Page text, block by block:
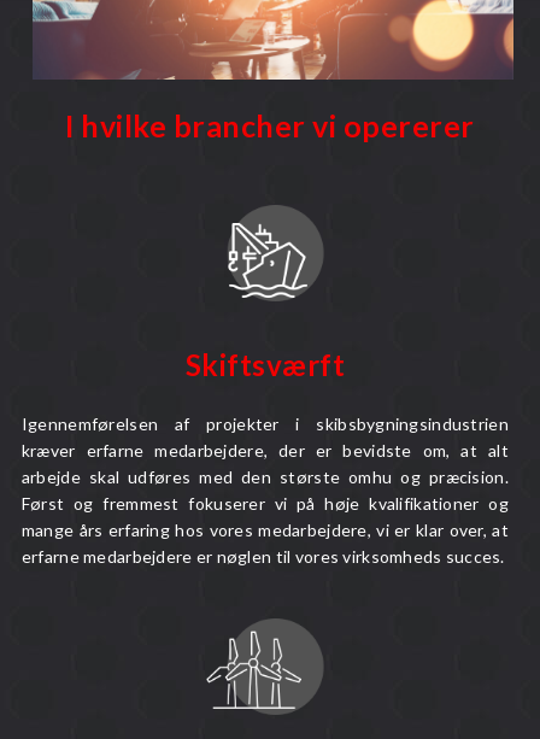
I hvilke brancher vi opererer
Skiftsværft
Igennemførelsen af projekter i skibsbygningsindustrien
kræver erfarne medarbejdere, der er bevidste om, at alt
arbejde skal udføres med den største omhu og præcision.
Først og fremmest fokuserer vi på høje kvalifikationer og
mange års erfaring hos vores medarbejdere, vi er klar over, at
erfarne medarbejdere er nøglen til vores virksomheds succes.